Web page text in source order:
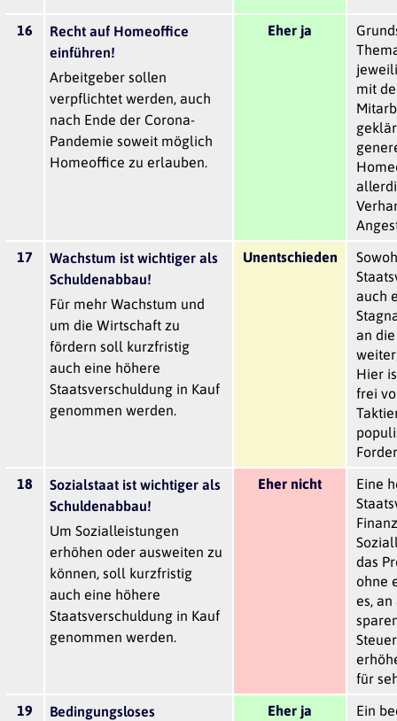
16
Recht auf Homeoffice
einführen!
Arbeitgeber sollen
verpflichtet werden, auch
nach Ende der Corona-
Pandemie soweit möglich
Homeoffice zu erlauben.
Eher ja
mit
17
Wachstum ist wichtiger als
Schuldenabbau!
Für mehr Wachstum und
um die Wirtschaft zu
fördern soll kurzfristig
auch eine höhere
Staatsverschuldung in Kauf
genommen werden.
Unentschieden
auch
an
Hier
frei
18
Sozialstaat ist wichtiger als
Schuldenabbau!
Um Sozialleistungen
erhöhen oder ausweiten zu
können, soll kurzfristig
auch eine höhere
Staatsverschuldung in Kauf
genommen werden.
Eher nicht
Eine
das
ohne
es,
für
19
Bedingungsloses
Eher ja
Ein